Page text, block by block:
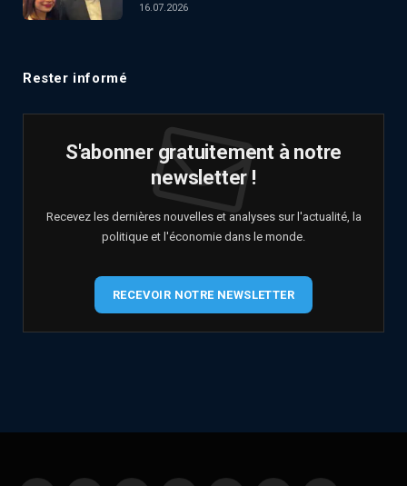
16.07.2026
Rester informé
S'abonner gratuitement à notre
newsletter !
Recevez les dernières nouvelles et analyses sur l'actualité, la
politique et l'économie dans le monde.
RECEVOIR NOTRE NEWSLETTER